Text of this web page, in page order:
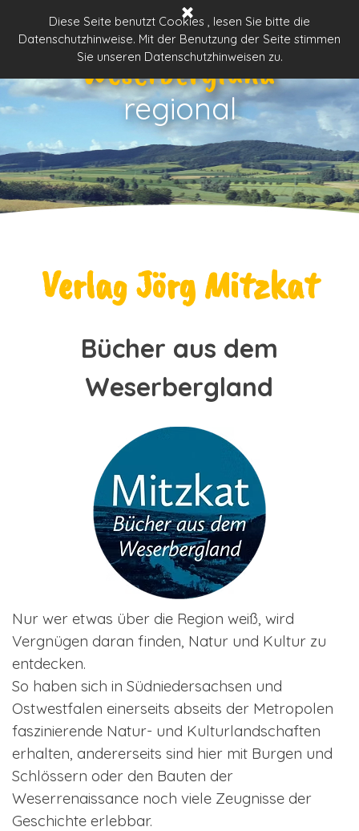
Diese Seite benutzt Cookies , lesen Sie bitte die
Datenschutzhinweise. Mit der Benutzung der Seite stimmen
Sie unseren Datenschutzhinweisen zu.
Menü überspringen
Weserbergland
regional
Verlag Jörg Mitzkat
Bücher aus dem
Weserbergland
Nur wer etwas über die Region weiß, wird
Vergnügen daran finden, Natur und Kultur zu
entdecken.
So haben sich in Südniedersachsen und
Ostwestfalen einerseits abseits der Metropolen
faszinierende Natur- und Kulturlandschaften
erhalten, andererseits sind hier mit Burgen und
Schlössern oder den Bauten der
Weserrenaissance noch viele Zeugnisse der
Geschichte erlebbar.